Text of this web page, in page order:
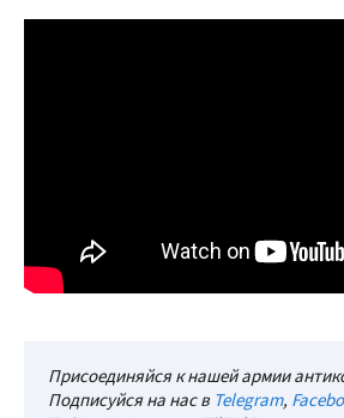
Присоединяйся к нашей армии
Подписуйся на нас в Telegram,